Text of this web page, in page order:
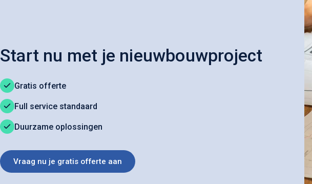
Start nu met je nieuwbouw­project
Gratis offerte
Full service standaard
Duurzame oplossingen
Vraag nu je gratis offerte aan